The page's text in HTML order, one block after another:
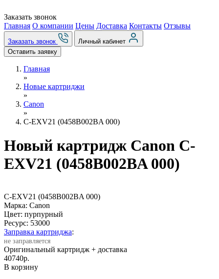
Заказать звонок
Главная О компании Цены Доставка Контакты Отзывы
Заказать звонок
Личный кабинет
Оставить заявку
Главная
»
Новые картриджи
»
Canon
»
C-EXV21 (0458B002BA 000)
Новый картридж Canon C-
EXV21 (0458B002BA 000)
C-EXV21 (0458B002BA 000)
Марка: Canon
Цвет: пурпурный
Ресурс: 53000
Заправка картриджа:
не заправляется
Оригинальный картридж + доставка
40740р.
В корзину